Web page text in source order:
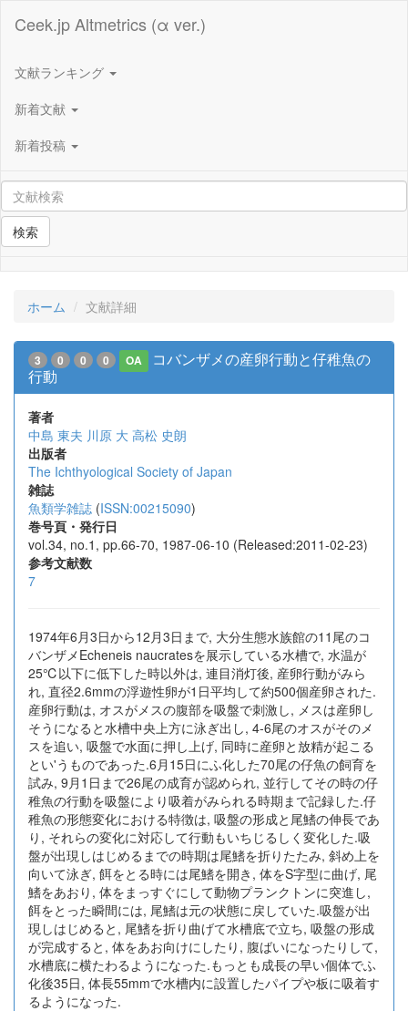
Ceek.jp Altmetrics (α ver.)
文献ランキング
新着文献
新着投稿
検索
ホーム 文献詳細
3 0 0 0 OA
コバンザメの産卵行動と仔稚魚の
行動
著者
中島 東夫 川原 大 高松 史朗
出版者
The Ichthyological Society of Japan
雑誌
魚類学雑誌 (ISSN:00215090)
巻号頁・発行日
vol.34, no.1, pp.66-70, 1987-06-10 (Released:2011-02-23)
参考文献数
7
1974年6月3日から12月3日まで, 大分生態水族館の11尾のコ
バンザメEcheneis naucratesを展示している水槽で, 水温が
25℃以下に低下した時以外は, 連目消灯後, 産卵行動がみら
れ, 直径2.6mmの浮遊性卵が1日平均して約500個産卵された.
産卵行動は, オスがメスの腹部を吸盤で刺激し, メスは産卵し
そうになると水槽中央上方に泳ぎ出し, 4-6尾のオスがそのメ
スを追い, 吸盤で水面に押し上げ, 同時に産卵と放精が起こる
とい'うものであった.6月15日にふ化した70尾の仔魚の飼育を
試み, 9月1日まで26尾の成育が認められ, 並行してその時の仔
稚魚の行動を吸盤により吸着がみられる時期まで記録した.仔
稚魚の形態変化における特徴は, 吸盤の形成と尾鰭の伸長であ
り, それらの変化に対応して行動もいちじるしく変化した.吸
盤が出現しはじめるまでの時期は尾鰭を折りたたみ, 斜め上を
向いて泳ぎ, 餌をとる時には尾鰭を開き, 体をS字型に曲げ, 尾
鰭をあおり, 体をまっすぐにして動物プランクトンに突進し,
餌をとった瞬間には, 尾鰭は元の状態に戻していた.吸盤が出
現しはじめると, 尾鰭を折り曲げて水槽底で立ち, 吸盤の形成
が完成すると, 体をあお向けにしたり, 腹ばいになったりして,
水槽底に横たわるようになった.もっとも成長の早い個体でふ
化後35日, 体長55mmで水槽内に設置したパイプや板に吸着す
るようになった.